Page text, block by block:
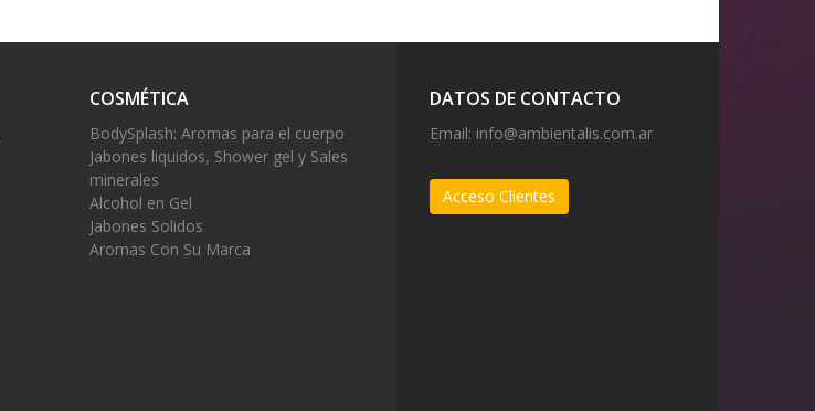
COSMÉTICA
BodySplash: Aromas para el cuerpo
Jabones liquidos, Shower gel y Sales
minerales
Alcohol en Gel
Jabones Solidos
Aromas Con Su Marca
DATOS DE CONTACTO
Email: info@ambientalis.com.ar
Acceso Clientes